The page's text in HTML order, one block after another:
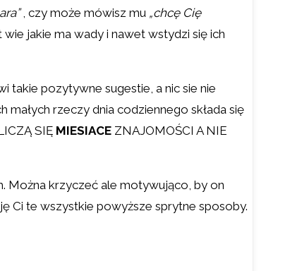
, czy może mówisz mu „chcę Cię
jakie ma wady i nawet wstydzi się ich
takie pozytywne sugestie, a nic sie nie
rzeczy dnia codziennego składa się
SIĘ MIESIACE ZNAJOMOŚCI A NIE
Można krzyczeć ale motywująco, by on
Ci te wszystkie powyższe sprytne sposoby.